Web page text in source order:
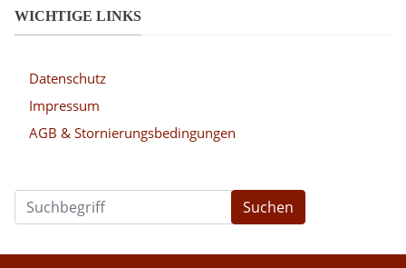
WICHTIGE LINKS
Datenschutz
Impressum
AGB & Stornierungsbedingungen
Suchen